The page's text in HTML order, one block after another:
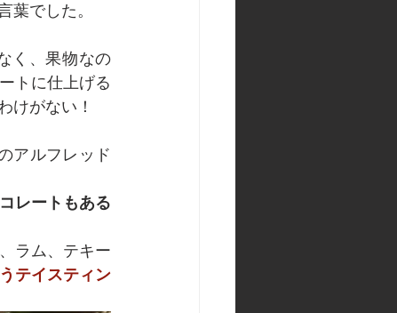
葉でした。
く、果物なの
トに仕上げる
けがない！
アルフレッド
レートもある
ラム、テキー
テイスティン